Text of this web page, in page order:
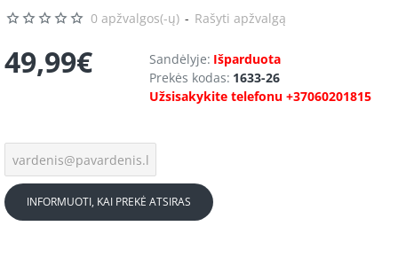
0 apžvalgos(-ų) - Rašyti apžvalgą
49,99€ Sandėlyje: Išparduota
Prekės kodas: 1633-26
Užsisakykite telefonu +37060201815
INFORMUOTI, KAI PREKĖ ATSIRAS